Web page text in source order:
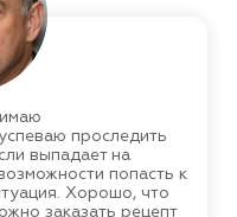
проследить
выпадает на
попасть к
Хорошо, что
заказать рецепт